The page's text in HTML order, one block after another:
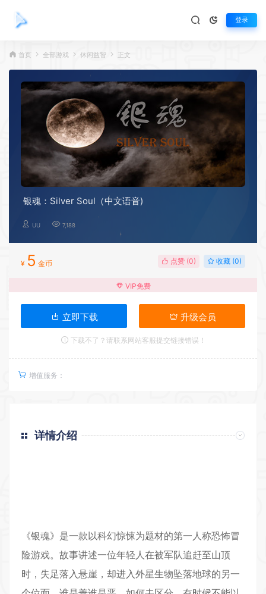
登录
首页 全部游戏 休闲益智 正文
银魂：Silver Soul（中文语音)
UU 7,188
¥ 5 金币 点赞 (0) 收藏 (0)
VIP免费
立即下载 升级会员
下载不了？请联系网站客服提交链接错误！
增值服务：
详情介绍
《银魂》是一款以科幻惊悚为题材的第一人称恐怖冒
险游戏。故事讲述一位年轻人在被军队追赶至山顶
时，失足落入悬崖，却进入外星生物坠落地球的另一